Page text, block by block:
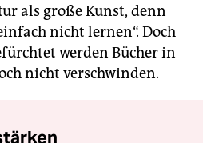
als große Kunst, denn
nicht lernen“. Doch
werden Bücher in
nicht verschwinden.